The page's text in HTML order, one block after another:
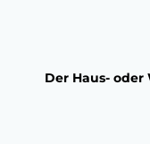
Der Haus-